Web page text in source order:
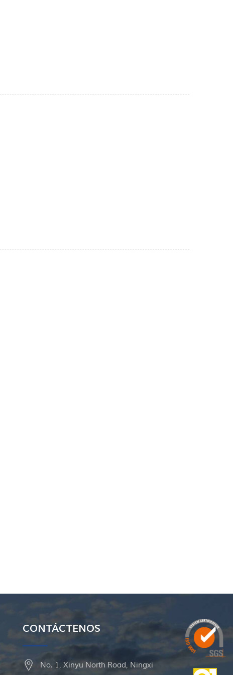
CONTÁCTENOS
No. 1, Xinyu North Road, Ningxi